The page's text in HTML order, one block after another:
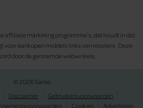
affiliate marketing programma’s, dat houdt in dat
voor aankopen middels links van retailers. Deze
door de genoemde webwinkels.
© 2026 Santé
Disclaimer
Gebruikersvoorwaarden
Cookies Adverteren